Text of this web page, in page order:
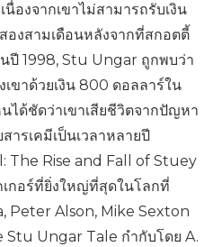
องจากเขาไม่สามารถรับเงิน
องสามเดือนหลังจากที่สกอตตี้
ปี 1998, Stu Ungar ถูกพบว่า
ขาด้วยเงิน 800 ดอลลาร์ใน
ได้ชัดว่าเขาเสียชีวิตจากปัญหา
ารเคมีเป็นเวลาหลายปี
The Rise and Fall of Stuey
กอร์ที่ยิ่งใหญ่ที่สุดในโลกที่
Peter Alson, Mike Sexton
Stu Ungar Tale กำกับโดย A.